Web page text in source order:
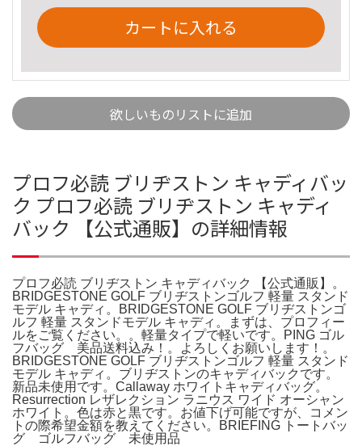
カートに入れる
欲しいものリストに追加
プロフ必読 ブリヂストン キャディバッ
ク プロフ必読 ブリヂストン キャディ
バック 【公式通販】の詳細情報
プロフ必読 ブリヂストン キャディバック 【公式通販】。
BRIDGESTONE GOLF ブリヂストンゴルフ 軽量 スタンド
モデル キャディ。BRIDGESTONE GOLF ブリヂストンゴ
ルフ 軽量 スタンドモデル キャディ。まずは、プロフィー
ルをご覧ください。。軽量タイプで軽いです。PING ゴル
フバッグ 美品送料込み！。よろしくお願いします！。
BRIDGESTONE GOLF ブリヂストンゴルフ 軽量 スタンド
モデル キャディ。ブリヂストンのキャディバックです。
新品未使用です。Callaway ホワイトキャディバッグ。
Resurrection レザレクション ラニウス ワイド オーシャン
ホワイト。色は赤と黒です。お値下げ可能ですが、コメン
トの際希望金額を教えてください。BRIEFING トートバッ
グ ゴルフバッグ 未使用品